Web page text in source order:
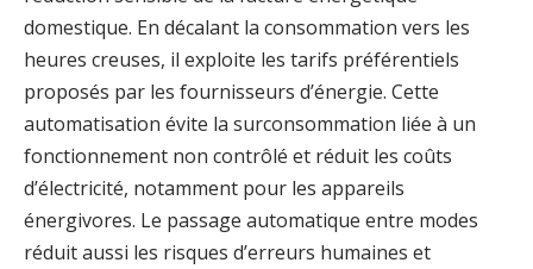
domestique. En décalant la consommation vers les
heures creuses, il exploite les tarifs préférentiels
proposés par les fournisseurs d’énergie. Cette
automatisation évite la surconsommation liée à un
fonctionnement non contrôlé et réduit les coûts
d’électricité, notamment pour les appareils
énergivores. Le passage automatique entre modes
réduit aussi les risques d’erreurs humaines et